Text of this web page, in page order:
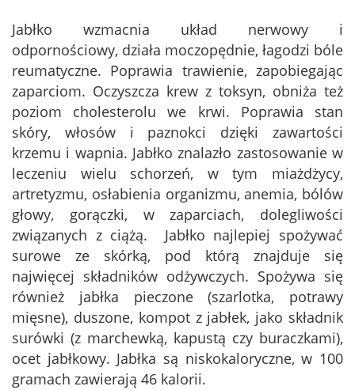
Jabłko wzmacnia układ nerwowy i
odpornościowy, działa moczopędnie, łagodzi bóle
reumatyczne. Poprawia trawienie, zapobiegając
zaparciom. Oczyszcza krew z toksyn, obniża też
poziom cholesterolu we krwi. Poprawia stan
skóry, włosów i paznokci dzięki zawartości
krzemu i wapnia. Jabłko znalazło zastosowanie w
leczeniu wielu schorzeń, w tym miażdżycy,
artretyzmu, osłabienia organizmu, anemia, bólów
głowy, gorączki, w zaparciach, dolegliwości
związanych z ciążą. Jabłko najlepiej spożywać
surowe ze skórką, pod którą znajduje się
najwięcej składników odżywczych. Spożywa się
również jabłka pieczone (szarlotka, potrawy
mięsne), duszone, kompot z jabłek, jako składnik
surówki (z marchewką, kapustą czy buraczkami),
ocet jabłkowy. Jabłka są niskokaloryczne, w 100
gramach zawierają 46 kalorii.